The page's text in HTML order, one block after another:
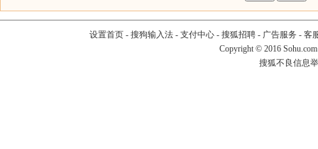
设置首页- 搜狗输入法- 支付中心- 搜狐招聘- 广告服务 - 客
Copyright © 2016
搜狐不良信息